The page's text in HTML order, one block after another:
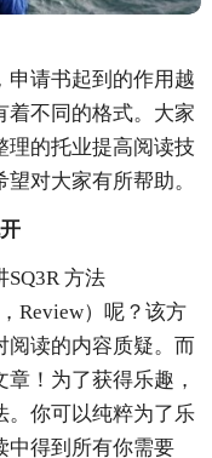
申请书起到的作用越
着不同的格式。大家
理的托业提高阅读技
对大家有所帮助。
方法
Review）呢？该方
阅读的内容质疑。而
！为了获得乐趣，
。你可以纯粹为了乐
中得到所有你需要